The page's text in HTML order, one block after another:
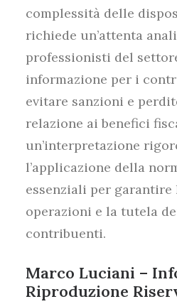
complessità delle
richiede un’attenta
professionisti del
informazione per i
evitare sanzioni e
relazione ai benefici
un’interpretazione
l’applicazione della
essenziali per
operazioni e la tutela
contribuenti.
Marco Luciani –
Riproduzione